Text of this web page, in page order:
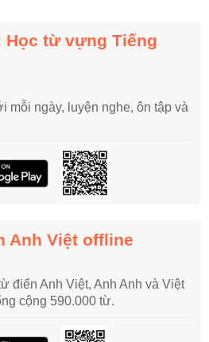
Học từ vựng Tiếng
mỗi ngày, luyện nghe, ôn tập và
Anh Việt offline
điển Anh Việt, Anh Anh và Việt
cộng 590.000 từ.